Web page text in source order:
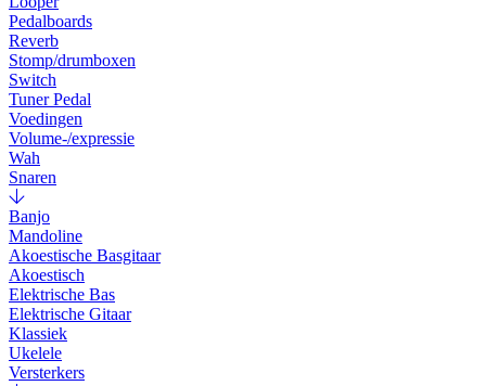
Pedalboards
Reverb
Stomp/drumboxen
Switch
Tuner Pedal
Voedingen
Volume-/expressie
Wah
Snaren
Banjo
Mandoline
Akoestische Basgitaar
Akoestisch
Elektrische Bas
Elektrische Gitaar
Klassiek
Ukelele
Versterkers